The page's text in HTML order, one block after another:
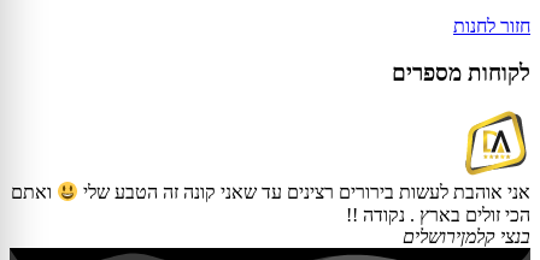
חזור לחנות
לקוחות מספרים
אני אוהבת לעשות בירורים רצינים עד שאני קונה זה הטבע שלי
ואתם
הכי זולים בארץ . נקודה !!
בנצי קלמןירושלים